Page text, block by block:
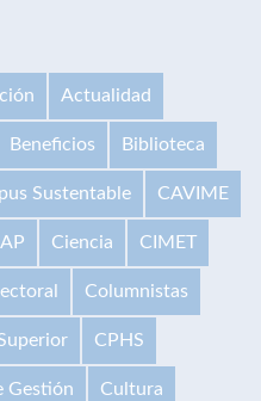
Actualidad
Beneficios Biblioteca
Sustentable CAVIME
Ciencia CIMET
Columnistas
CPHS
Gestión Cultura